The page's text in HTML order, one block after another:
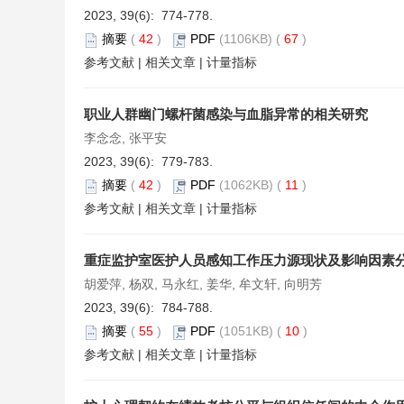
2023, 39(6): 774-778.
摘要 ( 42 ) PDF (1106KB) ( 67 )
参考文献 | 相关文章 | 计量指标
职业人群幽门螺杆菌感染与血脂异常的相关研究
李念念, 张平安
2023, 39(6): 779-783.
摘要 ( 42 ) PDF (1062KB) ( 11 )
参考文献 | 相关文章 | 计量指标
重症监护室医护人员感知工作压力源现状及影响因素
胡爱萍, 杨双, 马永红, 姜华, 牟文轩, 向明芳
2023, 39(6): 784-788.
摘要 ( 55 ) PDF (1051KB) ( 10 )
参考文献 | 相关文章 | 计量指标